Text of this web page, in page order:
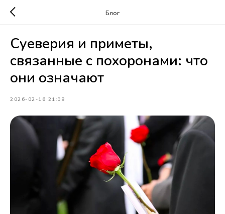
Блог
Суеверия и приметы,
связанные с похоронами: что
они означают
2026-02-16 21:08